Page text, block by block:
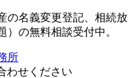
の名義変更登記、相続放
の無料相談受付中。
所
わせください